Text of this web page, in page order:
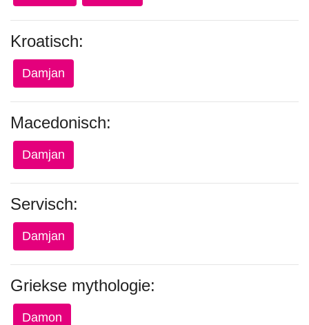
Kroatisch:
Damjan
Macedonisch:
Damjan
Servisch:
Damjan
Griekse mythologie:
Damon